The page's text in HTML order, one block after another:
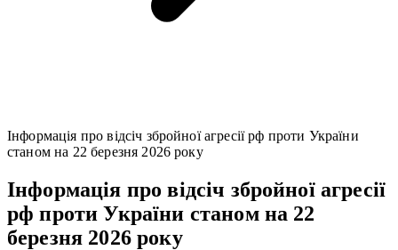
Інформація про відсіч збройної агресії рф проти України
станом на 22 березня 2026 року
Інформація про відсіч збройної агресії
рф проти України станом на 22
березня 2026 року